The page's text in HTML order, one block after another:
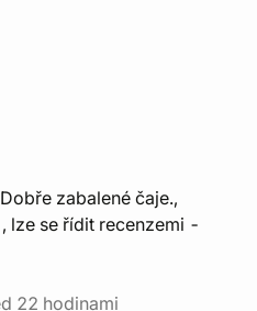
zabalené čaje.,
lze se řídit recenzemi -
22 hodinami